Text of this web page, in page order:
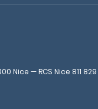
Nice — RCS Nice 811